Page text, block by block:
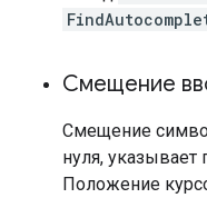
Смещение
Смещение
нуля, указывает
Положение